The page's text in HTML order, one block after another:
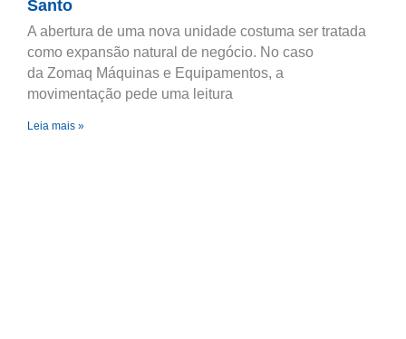
Santo
A abertura de uma nova unidade costuma ser tratada
como expansão natural de negócio. No caso
da Zomaq Máquinas e Equipamentos, a
movimentação pede uma leitura
Leia mais »